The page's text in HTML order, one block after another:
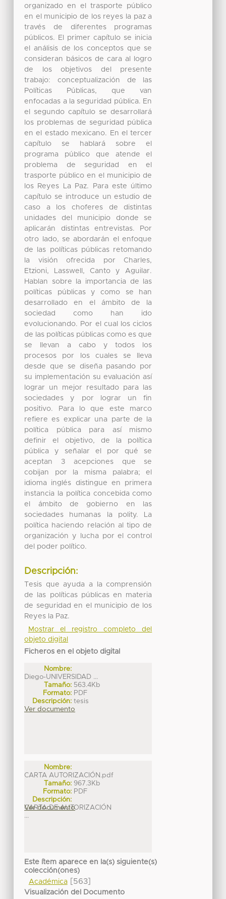
organizado en el trasporte público
en el municipio de los reyes la paz a
través de diferentes programas
públicos. El primer capítulo se inicia
el análisis de los conceptos que se
consideran básicos de cara al logro
de los objetivos del presente
trabajo: conceptualización de las
Políticas Públicas, que van
enfocadas a la seguridad pública. En
el segundo capítulo se desarrollará
los problemas de seguridad pública
en el estado mexicano. En el tercer
capítulo se hablará sobre el
programa público que atende el
problema de seguridad en el
trasporte público en el municipio de
los Reyes La Paz. Para este último
capítulo se introduce un estudio de
caso a los choferes de distintas
unidades del municipio donde se
aplicarán distintas entrevistas. Por
otro lado, se abordarán el enfoque
de las políticas públicas retomando
la visión ofrecida por Charles,
Etzioni, Lasswell, Canto y Aguilar.
Hablan sobre la importancia de las
políticas públicas y como se han
desarrollado en el ámbito de la
sociedad como han ido
evolucionando. Por el cual los ciclos
de las políticas públicas como es que
se llevan a cabo y todos los
procesos por los cuales se lleva
desde que se diseña pasando por
su implementación su evaluación así
lograr un mejor resultado para las
sociedades y por lograr un fin
positivo. Para lo que este marco
refiere es explicar una parte de la
política pública para así mismo
definir el objetivo, de la política
pública y señalar el por qué se
aceptan 3 acepciones que se
cobijan por la misma palabra; el
idioma inglés distingue en primera
instancia la política concebida como
el ámbito de gobierno en las
sociedades humanas la polity. La
política haciendo relación al tipo de
organización y lucha por el control
del poder político.
Descripción:
Tesis que ayuda a la comprensión
de las políticas públicas en materia
de seguridad en el municipio de los
Reyes la Paz.
Mostrar el registro completo del
objeto digital
Ficheros en el objeto digital
Nombre:
Diego-UNIVERSIDAD ...
Tamaño: 563.4Kb
Formato: PDF
Descripción: tesis
Ver documento
Nombre:
CARTA AUTORIZACIÓN.pdf
Tamaño: 967.3Kb
Formato: PDF
Descripción:
CARTA DE AUTORIZACIÓN
...
Ver documento
Este ítem aparece en la(s) siguiente(s)
colección(ones)
Académica[563]
Visualización del Documento